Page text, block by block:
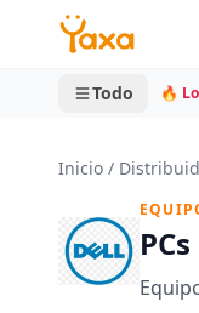
MINI CARRITO
0 productos
Todo 🔥
Inicio /